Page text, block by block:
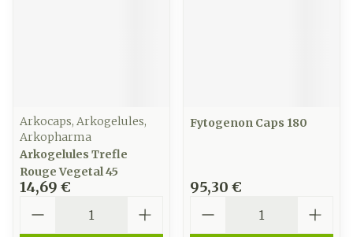
Arkocaps, Arkogelules,
Arkopharma
Arkogelules Trefle
Rouge Vegetal 45
14,69 €
Fytogenon Caps 180
95,30 €